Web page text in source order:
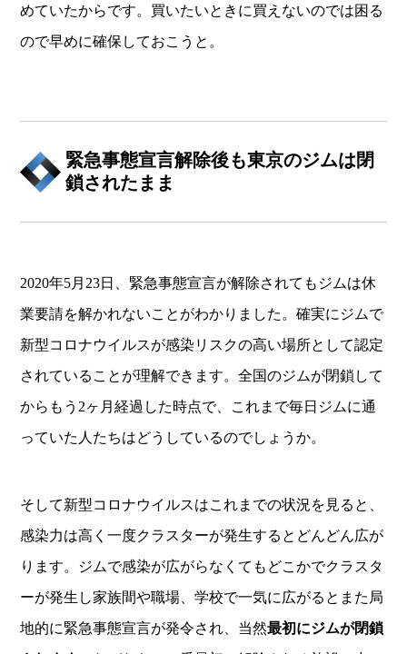
めていたからです。買いたいときに買えないのでは困る
ので早めに確保しておこうと。
緊急事態宣言解除後も東京のジムは閉
鎖されたまま
2020年5月23日、緊急事態宣言が解除されてもジムは休
業要請を解かれないことがわかりました。確実にジムで
新型コロナウイルスが感染リスクの高い場所として認定
されていることが理解できます。全国のジムが閉鎖して
からもう2ヶ月経過した時点で、これまで毎日ジムに通
っていた人たちはどうしているのでしょうか。
そして新型コロナウイルスはこれまでの状況を見ると、
感染力は高く一度クラスターが発生するとどんどん広が
ります。ジムで感染が広がらなくてもどこかでクラスタ
ーが発生し家族間や職場、学校で一気に広がるとまた局
地的に緊急事態宣言が発令され、当然最初にジムが閉鎖